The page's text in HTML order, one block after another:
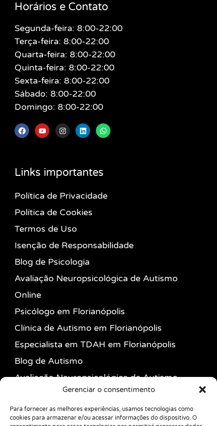
Gerenciar o consentimento
Para fornecer as melhores experiências, usamos tecnologias como
cookies para armazenar e/ou acessar informações do dispositivo. O
Horários e Contato
Segunda-feira: 8:00-22:00
Terça-feira: 8:00-22:00
Quarta-feira: 8:00-22:00
Quinta-feira: 8:00-22:00
Sexta-feira: 8:00-22:00
Sábado: 8:00-22:00
Domingo: 8:00-22:00
Links importantes
Política de Privacidade
Política de Cookies
Termos de Uso
Isenção de Responsabilidade
Blog de Psicologia
Avaliação Neuropsicológica de Autismo
Online
Psicólogo em Florianópolis
Clínica de Autismo em Florianópolis
Especialista em TDAH em Florianópolis
Blog de Autismo
Avaliação Neuropsicológica de Autismo
Psicólogo para Autista Adulto
Ansiedade e Terapia Cognitivo